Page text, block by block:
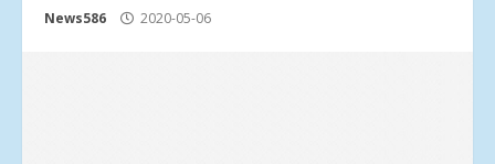
News586 2020-05-06